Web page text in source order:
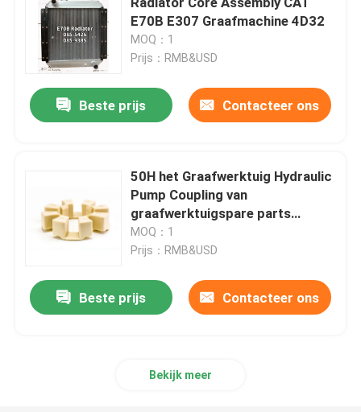
Huis
E70B E307 Graafmachine 4D32
MOQ：1
Prijs：RMB&USD
Beste prijs Contacteer ons
50H het Graafwerktuig Hydraulic
Pump Coupling van
graafwerktuigspare parts
plastic
MOQ：1
Prijs：RMB&USD
Beste prijs Contacteer ons
Bekijk meer